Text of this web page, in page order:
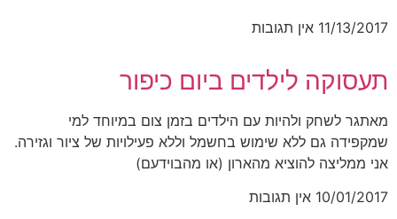
11/13/2017 אין תגובות
תעסוקה לילדים ביום כיפור
מאתגר לשחק ולהיות עם הילדים בזמן צום במיוחד למי
שמקפידה גם ללא שימוש בחשמל וללא פעילויות של ציור וגזירה.
אני ממליצה להוציא מהארון (או מהבוידעם)
10/01/2017 אין תגובות